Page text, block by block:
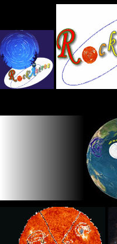
Panneau de gestion des cookies